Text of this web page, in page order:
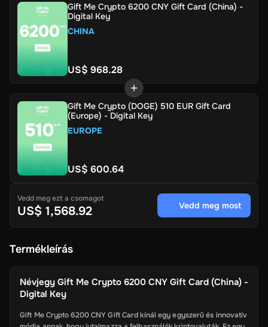
Gift Me Crypto 6200 CNY Gift Card (China) -
Digital Key
CHINA
US$ 968.28
Gift Me Crypto (DOGE) 510 EUR Gift Card
(Europe) - Digital Key
EUROPE
US$ 600.64
Vedd meg ezt a csomagot
US$ 1,568.92 Vedd meg most
Termékleírás
Névjegy Gift Me Crypto 6200 CNY Gift Card (China) -
Digital Key
Gift Me Crypto 6200 CNY Gift Card kínál egy egyszerű és innovatív